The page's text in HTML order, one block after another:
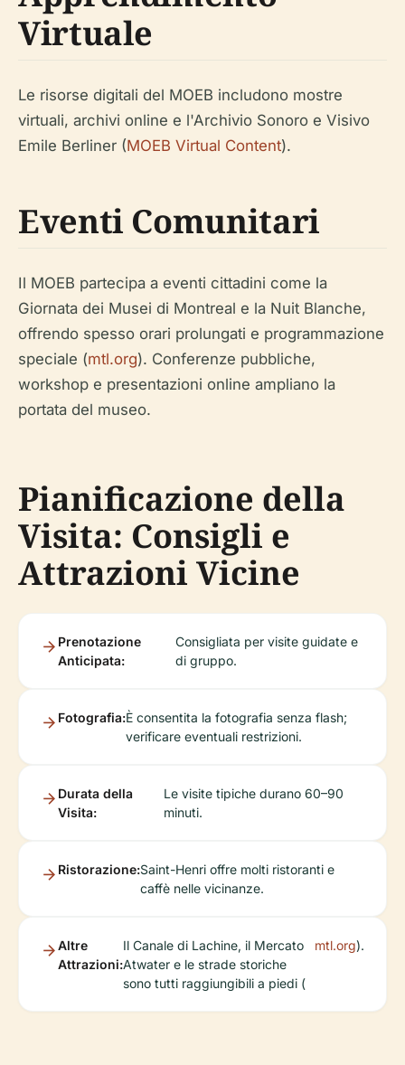
Virtuale
Le risorse digitali del MOEB includono mostre
virtuali, archivi online e l'Archivio Sonoro e Visivo
Emile Berliner (MOEB Virtual Content).
Eventi Comunitari
Il MOEB partecipa a eventi cittadini come la
Giornata dei Musei di Montreal e la Nuit Blanche,
offrendo spesso orari prolungati e programmazione
speciale (mtl.org). Conferenze pubbliche,
workshop e presentazioni online ampliano la
portata del museo.
Pianificazione della
Visita: Consigli e
Attrazioni Vicine
Prenotazione
Anticipata:
Consigliata per visite guidate e
di gruppo.
Fotografia:È consentita la fotografia senza flash;
verificare eventuali restrizioni.
Durata della
Visita:
Le visite tipiche durano 60–90
minuti.
Ristorazione:Saint-Henri offre molti ristoranti e
caffè nelle vicinanze.
Altre
Attrazioni:
Il Canale di Lachine, il Mercato
Atwater e le strade storiche
sono tutti raggiungibili a piedi (
mtl.org).